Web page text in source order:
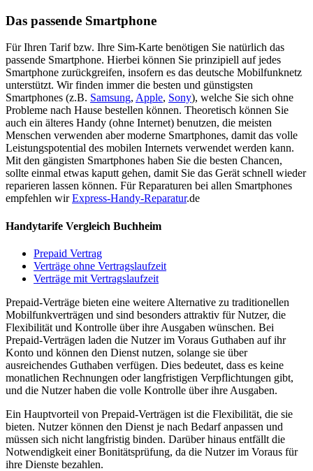
Das passende Smartphone
Für Ihren Tarif bzw. Ihre Sim-Karte benötigen Sie natürlich das
passende Smartphone. Hierbei können Sie prinzipiell auf jedes
Smartphone zurückgreifen, insofern es das deutsche Mobilfunknetz
unterstützt. Wir finden immer die besten und günstigsten
Smartphones (z.B. Samsung, Apple, Sony), welche Sie sich ohne
Probleme nach Hause bestellen können. Theoretisch können Sie
auch ein älteres Handy (ohne Internet) benutzen, die meisten
Menschen verwenden aber moderne Smartphones, damit das volle
Leistungspotential des mobilen Internets verwendet werden kann.
Mit den gängisten Smartphones haben Sie die besten Chancen,
sollte einmal etwas kaputt gehen, damit Sie das Gerät schnell wieder
reparieren lassen können. Für Reparaturen bei allen Smartphones
empfehlen wirExpress-Handy-Reparatur.de
Handytarife Vergleich Buchheim
Prepaid Vertrag
Verträge ohne Vertragslaufzeit
Verträge mit Vertragslaufzeit
Prepaid-Verträge bieten eine weitere Alternative zu traditionellen
Mobilfunkverträgen und sind besonders attraktiv für Nutzer, die
Flexibilität und Kontrolle über ihre Ausgaben wünschen. Bei
Prepaid-Verträgen laden die Nutzer im Voraus Guthaben auf ihr
Konto und können den Dienst nutzen, solange sie über
ausreichendes Guthaben verfügen. Dies bedeutet, dass es keine
monatlichen Rechnungen oder langfristigen Verpflichtungen gibt,
und die Nutzer haben die volle Kontrolle über ihre Ausgaben.
Ein Hauptvorteil von Prepaid-Verträgen ist die Flexibilität, die sie
bieten. Nutzer können den Dienst je nach Bedarf anpassen und
müssen sich nicht langfristig binden. Darüber hinaus entfällt die
Notwendigkeit einer Bonitätsprüfung, da die Nutzer im Voraus für
ihre Dienste bezahlen.